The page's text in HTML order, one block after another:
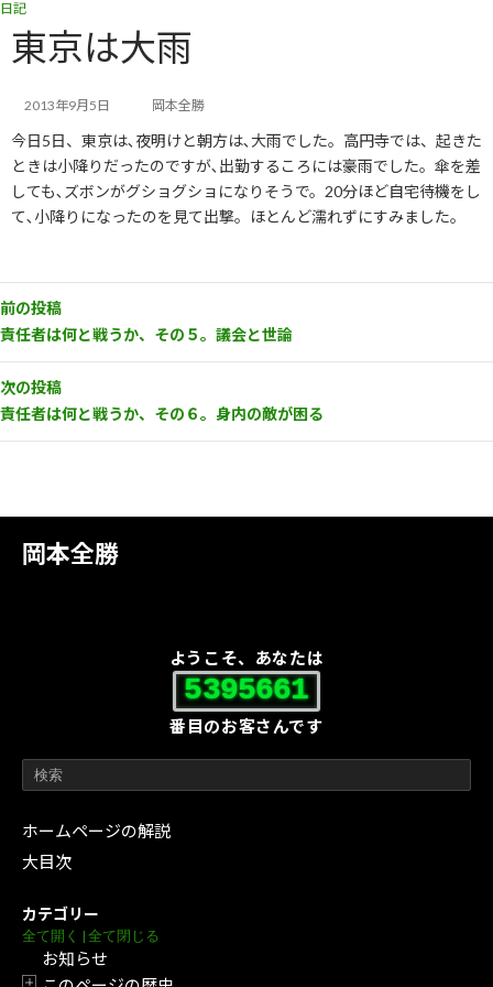
コ
ン
ス
キ
プ
ナ
ビ
ン
に
動
岡本全勝
ようこそ、あなたは
5395661
番目のお客さんです
ホームページの解説
大目次
カテゴリー
全て開く | 全て閉じる
お知らせ
日記
東京は大雨
2013年9月5日 岡本全勝
今日5日、東京は､夜明けと朝方は､大雨でした。高円寺では、起きた
ときは小降りだったのですが､出勤するころには豪雨でした。傘を差
しても､ズボンがグショグショになりそうで。20分ほど自宅待機をし
て､小降りになったのを見て出撃。ほとんど濡れずにすみました。
前の投稿
責任者は何と戦うか、その５。議会と世論
次の投稿
責任者は何と戦うか、その６。身内の敵が困る